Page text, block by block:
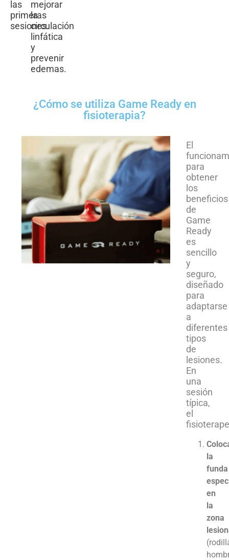
las
primeras
sesiones.
mejorar
la
circulación
linfática
y
prevenir
edemas.
¿Cómo se utiliza Game Ready en
fisioterapia?
El
para
obtener
los
beneficios
de
Game
Ready
es
sencillo
y
seguro,
diseñado
para
adaptarse
a
diferentes
tipos
de
lesiones.
En
una
sesión
típica,
el
la
funda
en
la
zona